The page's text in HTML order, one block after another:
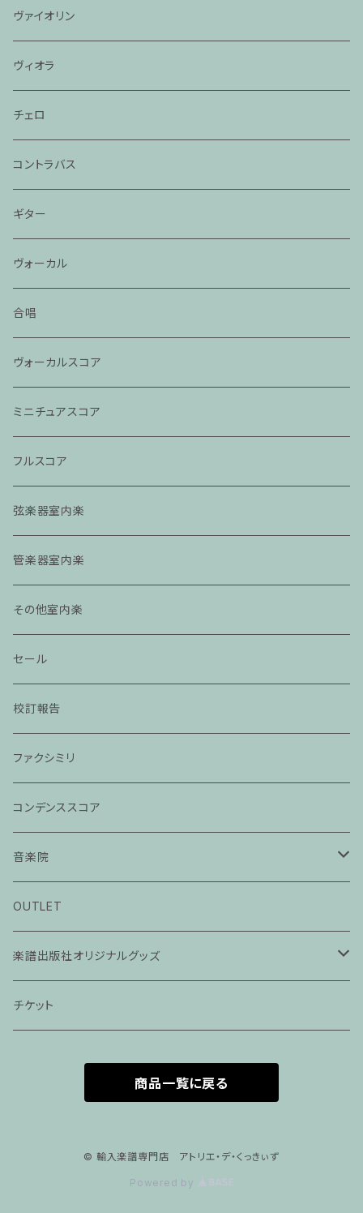
ヴァイオリン
ヴィオラ
チェロ
コントラバス
ギター
ヴォーカル
合唱
ヴォーカルスコア
ミニチュアスコア
フルスコア
弦楽器室内楽
管楽器室内楽
その他室内楽
セール
校訂報告
ファクシミリ
コンデンススコア
音楽院
ピアノ科３０分レッスン
ピアノ科４５分レッスン
家族割プラン
家族割適用プラン2
声楽ピアノ４５分レッスン
ヴァイオリンピアノ６０分レッスン
OUTLET
楽譜出版社オリジナルグッズ
アパレル
チケット
商品一覧に戻る
© 輸入楽譜専門店 アトリエ・デ・くっきぃず
Powered by